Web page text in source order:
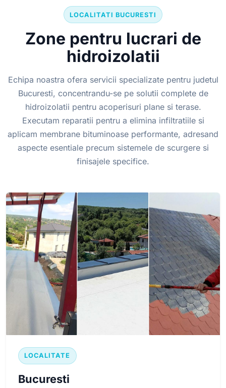
LOCALITATI BUCURESTI
Zone pentru lucrari de
hidroizolatii
Echipa noastra ofera servicii specializate pentru judetul
Bucuresti, concentrandu-se pe solutii complete de
hidroizolatii pentru acoperisuri plane si terase.
Executam reparatii pentru a elimina infiltratiile si
aplicam membrane bituminoase performante, adresand
aspecte esentiale precum sistemele de scurgere si
finisajele specifice.
LOCALITATE
Bucuresti